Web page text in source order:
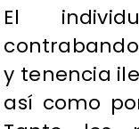
El
y tenencia
así como